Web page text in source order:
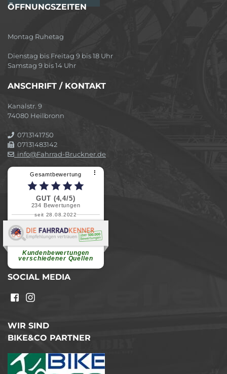
ÖFFNUNGSZEITEN
Montag Ruhetag
Dienstag bis Freitag 9 bis 18 Uhr
Samstag 9 bis 14 Uhr
ANSCHRIFT / KONTAKT
Kanalstr. 9
74080 Heilbronn
0713141750
07131483142
info@Fahrrad-Bruckner.de
Gesamtbewertung ⠇
GUT (4,4/5)
234 Bewertungen
seit 28.08.2022
Kundenbewertungen
verschiedener Quellen
Elvira B.
Superschnelle und freundliche
weiterlesen
SOCIAL MEDIA
WIR SIND
BIKE&CO PARTNER